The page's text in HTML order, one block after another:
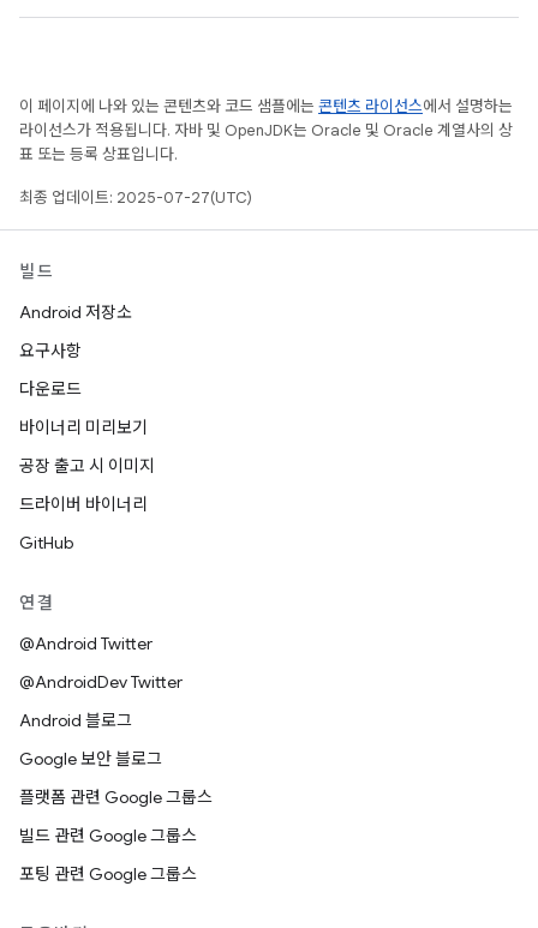
이 페이지에 나와 있는 콘텐츠와 코드 샘플에는 콘텐츠 라이선스에서 설명하는
라이선스가 적용됩니다. 자바 및 OpenJDK는 Oracle 및 Oracle 계열사의 상
표 또는 등록 상표입니다.
최종 업데이트: 2025-07-27(UTC)
빌드
Android 저장소
요구사항
다운로드
바이너리 미리보기
공장 출고 시 이미지
드라이버 바이너리
GitHub
연결
@Android Twitter
@AndroidDev Twitter
Android 블로그
Google 보안 블로그
플랫폼 관련 Google 그룹스
빌드 관련 Google 그룹스
포팅 관련 Google 그룹스